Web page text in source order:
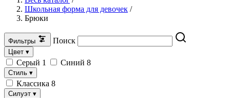
Школьная форма для девочек /
Брюки
Фильтры Поиск
Цвет ▾
Серый 1 Синий 8
Стиль ▾
Классика 8
Силуэт ▾